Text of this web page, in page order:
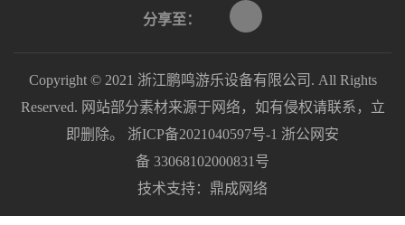
分享至：
Copyright © 2021 浙江鹏鸣游乐设备有限公司. All Rights
Reserved. 网站部分素材来源于网络，如有侵权请联系，立
即删除。 浙ICP备2021040597号-1 浙公网安
备 33068102000831号
技术支持： 鼎成网络